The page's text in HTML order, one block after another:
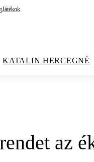
Játékok
KATALIN HERCEGNÉ
az